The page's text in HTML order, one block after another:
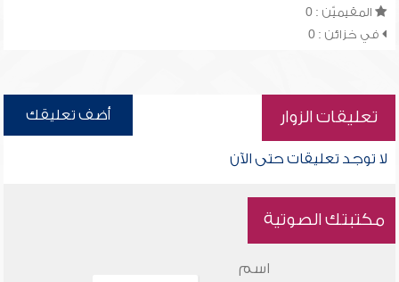
المقيميّن : 0
في خزائن : 0
تعليقات الزوار أضف تعليقك
لا توجد تعليقات حتى الآن
مكتبتك الصوتية
اسم